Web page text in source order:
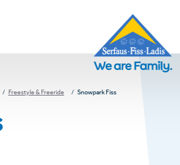
Freestyle & Freeride Snowpark Fiss